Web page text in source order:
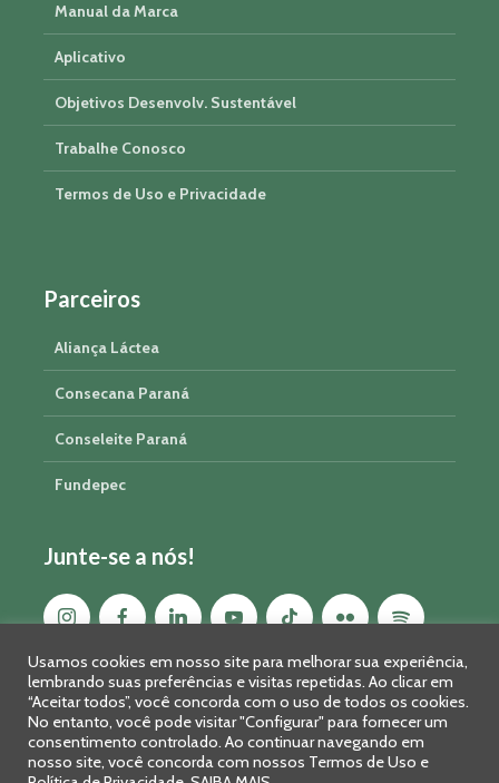
Manual da Marca
Aplicativo
Objetivos Desenvolv. Sustentável
Trabalhe Conosco
Termos de Uso e Privacidade
Parceiros
Aliança Láctea
Consecana Paraná
Conseleite Paraná
Fundepec
Junte-se a nós!
Usamos cookies em nosso site para melhorar sua experiência,
lembrando suas preferências e visitas repetidas. Ao clicar em
“Aceitar todos”, você concorda com o uso de todos os cookies.
No entanto, você pode visitar "Configurar" para fornecer um
consentimento controlado. Ao continuar navegando em
nosso site, você concorda com nossos Termos de Uso e